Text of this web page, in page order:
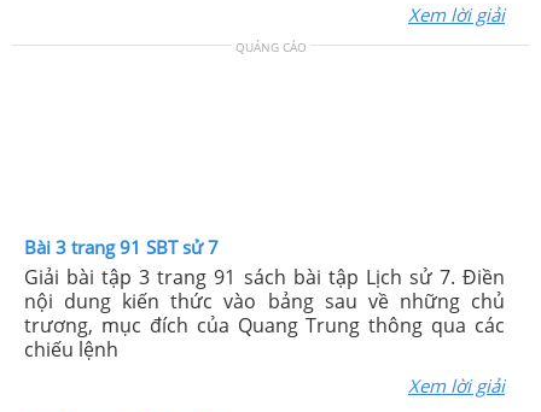
Xem lời giải
QUẢNG CÁO
Bài 3 trang 91 SBT sử 7
Giải bài tập 3 trang 91 sách bài tập Lịch sử 7. Điền
nội dung kiến thức vào bảng sau về những chủ
trương, mục đích của Quang Trung thông qua các
chiếu lệnh
Xem lời giải